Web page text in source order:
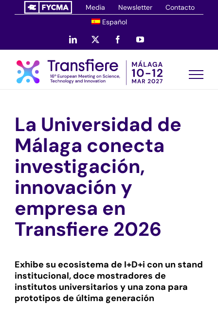
Media Newsletter
Contacto
Español
LinkedIn FacebookYouTube
La Universidad de
Málaga conecta
investigación,
innovación y
empresa en
Transfiere 2026
Exhibe su ecosistema de I+D+i con un stand
institucional, doce mostradores de
institutos universitarios y una zona para
prototipos de última generación